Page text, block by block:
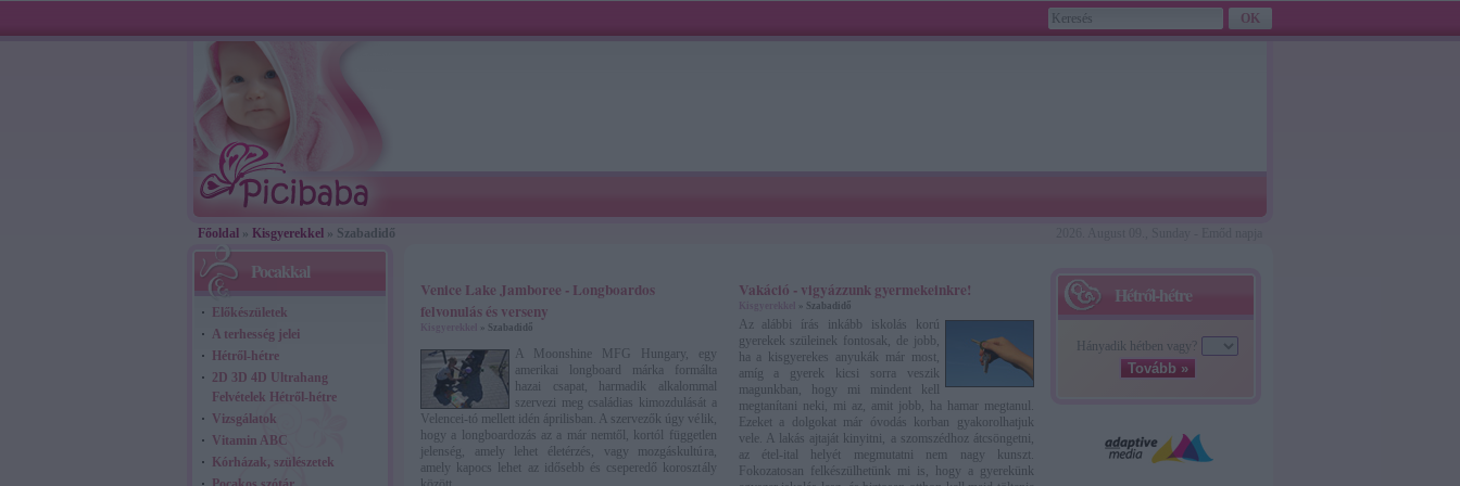
Főoldal » Kisgyerekkel » Szabadidő
Venice Lake Jamboree - Longboardos
felvonulás és verseny
» Szabadidő
A Moonshine MFG Hungary, egy
amerikai longboard márka formálta
hazai csapat, harmadik alkalommal
szervezi meg családias kimozdulását a
Velencei-tó mellett idén áprilisban. A szervezők úgy vélik,
hogy a longboardozás az a már nemtől, kortól független
jelenség, amely lehet életérzés, vagy mozgáskultúra,
amely kapocs lehet az idősebb és cseperedő korosztály
Vakáció - vigyázzunk gyermekeinkre!
» Szabadidő
Az alábbi írás inkább iskolás korú
gyerekek szüleinek fontosak, de jobb,
ha a kisgyerekes anyukák már most,
amíg a gyerek kicsi sorra veszik
magunkban, hogy mi mindent kell
megtanítani neki, mi az, amit jobb, ha hamar megtanul.
Ezeket a dolgokat már óvodás korban gyakorolhatjuk
vele. A lakás ajtaját kinyitni, a szomszédhoz átcsöngetni,
az étel-ital helyét megmutatni nem nagy kunszt.
Fokozatosan felkészülhetünk mi is, hogy a gyerekünk
Hétről-hétre
Hányadik hétben vagy?
Tovább »
Pocakkal
Előkészületek
A terhesség jelei
Hétről-hétre
2D 3D 4D Ultrahang
Felvételek Hétről-hétre
Vizsgálatok
Vitamin ABC
Kórházak, szülészetek